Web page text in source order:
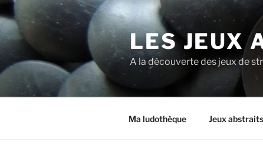
LES JEUX
A la découverte des jeux de
Ma ludothèque Jeux